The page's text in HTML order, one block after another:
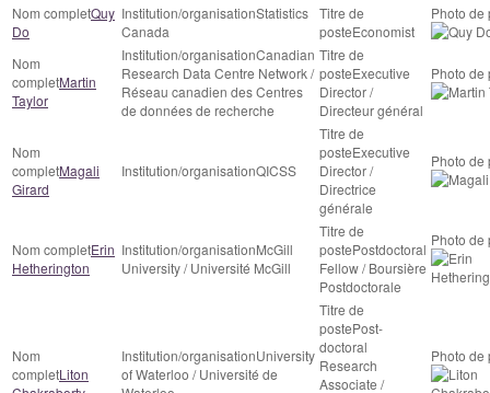
Quy
Do
Statistics
Canada
Economist
Martin
Taylor
Canadian
Research Data Centre Network /
Réseau canadien des Centres
de données de recherche
Executive
Director /
Directeur général
Magali
Girard
QICSS
Executive
Director /
Directrice
générale
Erin
Hetherington
McGill
University / Université McGill
Postdoctoral
Fellow / Boursière
Postdoctorale
Liton
University
of Waterloo / Université de
Post-
doctoral
Research
Associate /